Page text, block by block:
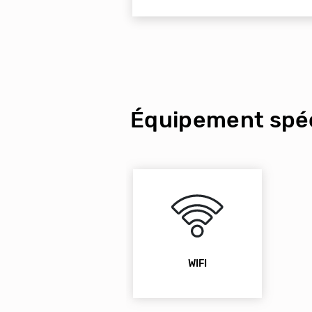
Équipement
WIFI